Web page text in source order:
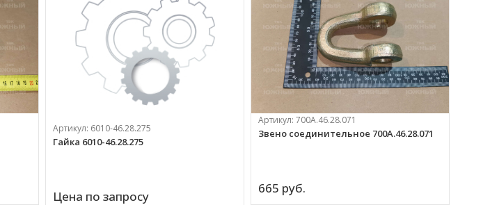
Артикул: 6010-46.28.275
Гайка 6010-46.28.275
Цена по запросу
Артикул: 700А.46.28.071
Звено соединительное 700А.46.28.071
665 руб.